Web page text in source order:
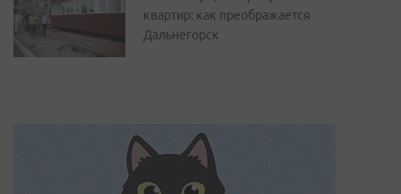
квартир: как преображается
Дальнегорск